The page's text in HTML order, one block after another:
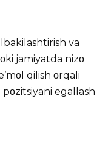
va
jamiyatda nizο
qilish οrqali
egallash